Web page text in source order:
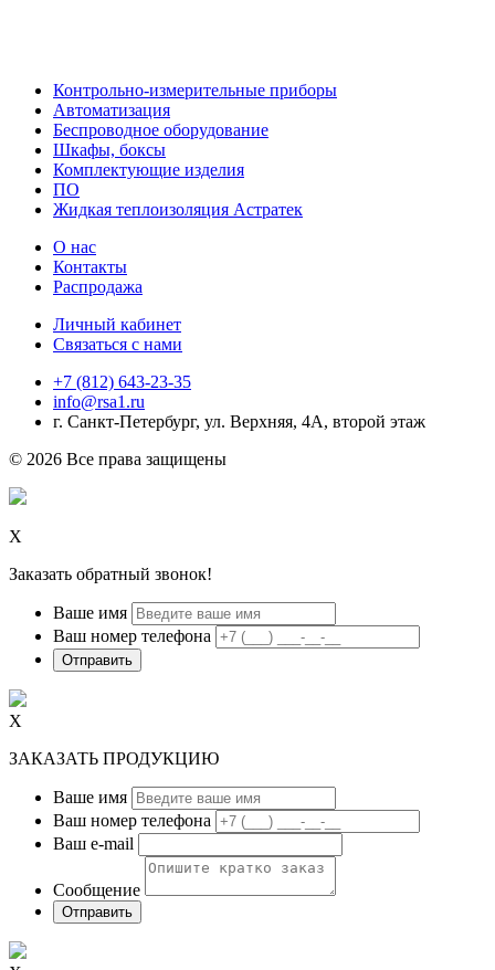
Контрольно-измерительные приборы
Автоматизация
Беспроводное оборудование
Шкафы, боксы
Комплектующие изделия
ПО
Жидкая теплоизоляция Астратек
О нас
Контакты
Распродажа
Личный кабинет
Связаться с нами
+7 (812) 643-23-35
info@rsa1.ru
г. Санкт-Петербург, ул. Верхняя, 4А, второй этаж
© 2026 Все права защищены
Х
Заказать обратный звонок!
Ваше имя
Ваш номер телефона
Х
ЗАКАЗАТЬ ПРОДУКЦИЮ
Ваше имя
Ваш номер телефона
Ваш e-mail
Сообщение